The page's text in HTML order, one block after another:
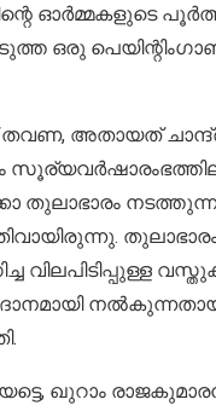
ഓർമ്മകളുടെ
ഒരു
തവണ, അതായത്
തുലാഭാരം
വിലപിടിപ്പുള്ള
ദാനമായി
ഖുറാം